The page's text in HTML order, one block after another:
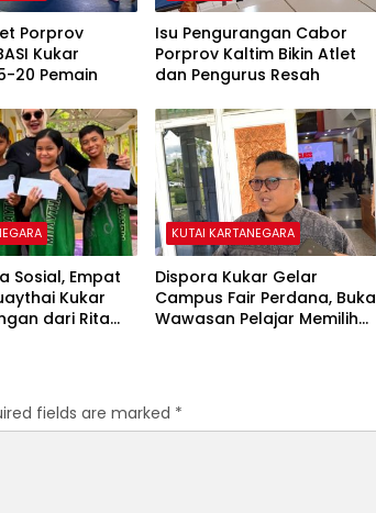
Porprov
Kukar
20 Pemain
Isu Pengurangan Cabor
Porprov Kaltim Bikin Atlet
dan Pengurus Resah
Sosial, Empat
Kukar
dari Rita
KUTAI KARTANEGARA
Dispora Kukar Gelar
Campus Fair Perdana, Buka
Wawasan Pelajar Memilih
fields are marked *